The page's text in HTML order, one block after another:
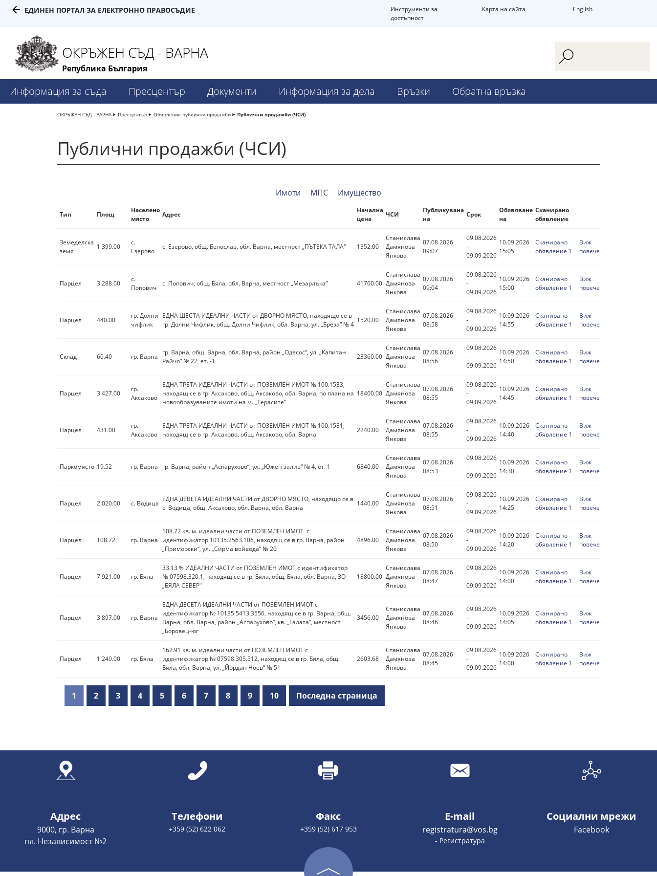
ЕДИНЕН ПОРТАЛ ЗА ЕЛЕКТРОННО ПРАВОСЪДИЕ
Инструменти за
достъпност
Карта на сайта English
ОКРЪЖЕН СЪД - ВАРНА
Република България
Информация за съда Пресцентър Документи Информация за дела Връзки Обратна връзка
ОКРЪЖЕН СЪД - ВАРНА Пресцентър Обявления публични продажби Публични продажби (ЧСИ)
Публични продажби (ЧСИ)
Имоти МПС Имущество
Тип Площ
Населено
място
Адрес
Начална
цена
ЧСИ
Публикувана
на
Срок
Обявяване
на
Сканирано
обявление
Земеделска
земя
1 399.00
с.
Езерово
с. Езерово, общ. Белослав, обл. Варна, местност „ПЪТЕКА ТАЛА“ 1352.00
Станислава
Дамянова
Янкова
07.08.2026
09:07
09.08.2026
-
09.09.2026
10.09.2026
15:05
Сканирано
обявление 1
Виж
повече
Парцел 3 288.00
с.
Попович
с. Попович, общ. Бяла, обл. Варна, местност „Мезарлъка“ 41760.00
Станислава
Дамянова
Янкова
07.08.2026
09:04
09.08.2026
-
09.09.2026
10.09.2026
15:00
Сканирано
обявление 1
Виж
повече
Парцел 440.00
гр. Долни
чифлик
ЕДНА ШЕСТА ИДЕАЛНИ ЧАСТИ от ДВОРНО МЯСТО, находящо се в
гр. Долни Чифлик, общ. Долни Чифлик, обл. Варна, ул. „Бреза“ № 4
1520.00
Станислава
Дамянова
Янкова
07.08.2026
08:58
09.08.2026
-
09.09.2026
10.09.2026
14:55
Сканирано
обявление 1
Виж
повече
Склад 60.40 гр. Варна
гр. Варна, общ. Варна, обл. Варна, район „Одесос“, ул. „Капитан
Райчо“ № 22, ет. -1
23360.00
Станислава
Дамянова
Янкова
07.08.2026
08:56
09.08.2026
-
09.09.2026
10.09.2026
14:50
Сканирано
обявление 1
Виж
повече
Парцел 3 427.00
гр.
Аксаково
ЕДНА ТРЕТА ИДЕАЛНИ ЧАСТИ от ПОЗЕМЛЕН ИМОТ № 100.1533,
находящ се в гр. Аксаково, общ. Аксаково, обл. Варна, по плана на
новообразуваните имоти на м. „Терасите“
18400.00
Станислава
Дамянова
Янкова
07.08.2026
08:55
09.08.2026
-
09.09.2026
10.09.2026
14:45
Сканирано
обявление 1
Виж
повече
Парцел 431.00
гр.
Аксаково
ЕДНА ТРЕТА ИДЕАЛНИ ЧАСТИ от ПОЗЕМЛЕН ИМОТ № 100.1581,
находящ се в гр. Аксаково, общ. Аксаково, обл. Варна
2240.00
Станислава
Дамянова
Янкова
07.08.2026
08:55
09.08.2026
-
09.09.2026
10.09.2026
14:40
Сканирано
обявление 1
Виж
повече
Паркомясто 19.52 гр. Варна гр. Варна, район „Аспарухово“, ул. „Южен залив“ № 4, ет. 1 6840.00
Станислава
Дамянова
Янкова
07.08.2026
08:53
09.08.2026
-
09.09.2026
10.09.2026
14:30
Сканирано
обявление 1
Виж
повече
Парцел 2 020.00 с. Водица
ЕДНА ДЕВЕТА ИДЕАЛНИ ЧАСТИ от ДВОРНО МЯСТО, находящо се в
с. Водица, общ. Аксаково, обл. Варна, обл. Варна
1440.00
Станислава
Дамянова
Янкова
07.08.2026
08:51
09.08.2026
-
09.09.2026
10.09.2026
14:25
Сканирано
обявление 1
Виж
повече
Парцел 108.72 гр. Варна
108.72 кв. м. идеални части от ПОЗЕМЛЕН ИМОТ с
идентификатор 10135.2563.106, находящ се в гр. Варна, район
„Приморски“, ул. „Сирма войвода“ № 20
4896.00
Станислава
Дамянова
Янкова
07.08.2026
08:50
09.08.2026
-
09.09.2026
10.09.2026
14:20
Сканирано
обявление 1
Виж
повече
Парцел 7 921.00 гр. Бяла
33.13 % ИДЕАЛНИ ЧАСТИ от ПОЗЕМЛЕН ИМОТ с идентификатор
№ 07598.320.1, находящ се в гр. Бяла, общ. Бяла, обл. Варна, ЗО
„БЯЛА СЕВЕР"
18800.00
Станислава
Дамянова
Янкова
07.08.2026
08:47
09.08.2026
-
09.09.2026
10.09.2026
14:00
Сканирано
обявление 1
Виж
повече
Парцел 3 897.00 гр. Варна
ЕДНА ДЕСЕТА ИДЕАЛНИ ЧАСТИ от ПОЗЕМЛЕН ИМОТ с
идентификатор № 10135.5413.3556, находящ се в гр. Варна, общ.
Варна, обл. Варна, район „Аспарухово“, кв. „Галата“, местност
„Боровец-юг
3456.00
Станислава
Дамянова
Янкова
07.08.2026
08:46
09.08.2026
-
09.09.2026
10.09.2026
14:05
Сканирано
обявление 1
Виж
повече
Парцел 1 249.00 гр. Бяла
162.91 кв. м. идеални части от ПОЗЕМЛЕН ИМОТ с
идентификатор № 07598.305.512, находящ се в гр. Бяла, общ.
Бяла, обл. Варна, ул. „Йордан Ноев“ № 51
2603.68
Станислава
Дамянова
Янкова
07.08.2026
08:45
09.08.2026
-
09.09.2026
10.09.2026
14:00
Сканирано
обявление 1
Виж
повече
1 2 3 4 5 6 7 8 9 10 Последна страница
Адрес
9000, гр. Варна
пл. Независимост №2
Телефони
+359 (52) 622 062
Факс
+359 (52) 617 953
E-mail
registratura@vos.bg
- Регистратура
Социални мрежи
Facebook